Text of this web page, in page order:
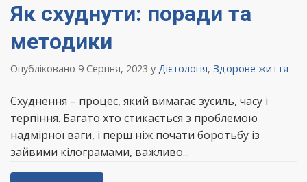
Як схуднути: поради та
методики
Опубліковано 9 Серпня, 2023 у Дієтологія, Здорове життя
Схуднення – процес, який вимагає зусиль, часу і
терпіння. Багато хто стикається з проблемою
надмірної ваги, і перш ніж почати боротьбу із
зайвими кілограмами, важливо...